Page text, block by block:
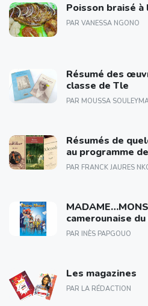
Poisson braisé à
PAR VANESSA NGONO
Résumé des
classe de Tle
PAR MOUSSA
Résumés de
au programme
première et
PAR FRANCK JAURES
camerounaise
PAR INÈS PAPGOUO
Les magazines
PAR LA RÉDACTION